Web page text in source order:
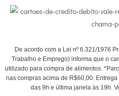
De acordo com a Lei nº 6.321/1976
Trabalho e Emprego) informa que o
utilizado para compra de alimentos.
nas compras acima de R$60,00.
das 9h e última janela às 19h.